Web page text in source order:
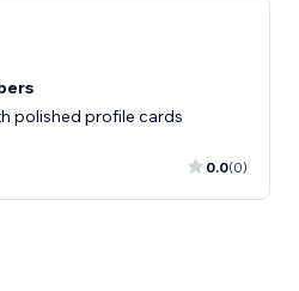
polished profile cards
0.0(0)